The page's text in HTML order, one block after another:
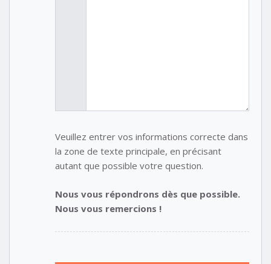
Veuillez entrer vos informations correcte dans
la zone de texte principale, en précisant
autant que possible votre question.
Nous vous répondrons dès que possible.
Nous vous remercions !